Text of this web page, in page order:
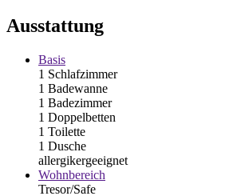
Ausstattung
Basis
1 Schlafzimmer
1 Badewanne
1 Badezimmer
1 Doppelbetten
1 Toilette
1 Dusche
allergikergeeignet
Wohnbereich
Tresor/Safe